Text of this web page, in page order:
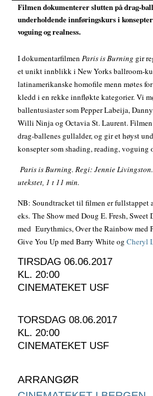
Filmen dokumenterer slutten på drag-
underholdende innføringskurs i
voguing og realness.
I dokumentarfilmen Paris is Burning gir
et unikt innblikk i New Yorks ballroom-
latinamerikanske homofile menn møtes
kledd i en rekke innfløkte kategorier. Vi
ballentusiaster som Pepper Labeija,
Willi Ninja og Octavia St. Laurent.
drag-ballenes gullalder, og gir et høyst
konsepter som shading, reading, voguing
Paris is Burning. Regi: Jennie
utekstet, 1 t 11 min.
NB: Soundtracket til filmen er fullstappet
eks. The Show med Doug E. Fresh,
med Eurythmics, Over the Rainbow med
Give You Up med Barry White og Cheryl
TIRSDAG 06.06.2017
KL. 20:00
CINEMATEKET USF
TORSDAG 08.06.2017
KL. 20:00
CINEMATEKET USF
ARRANGØR